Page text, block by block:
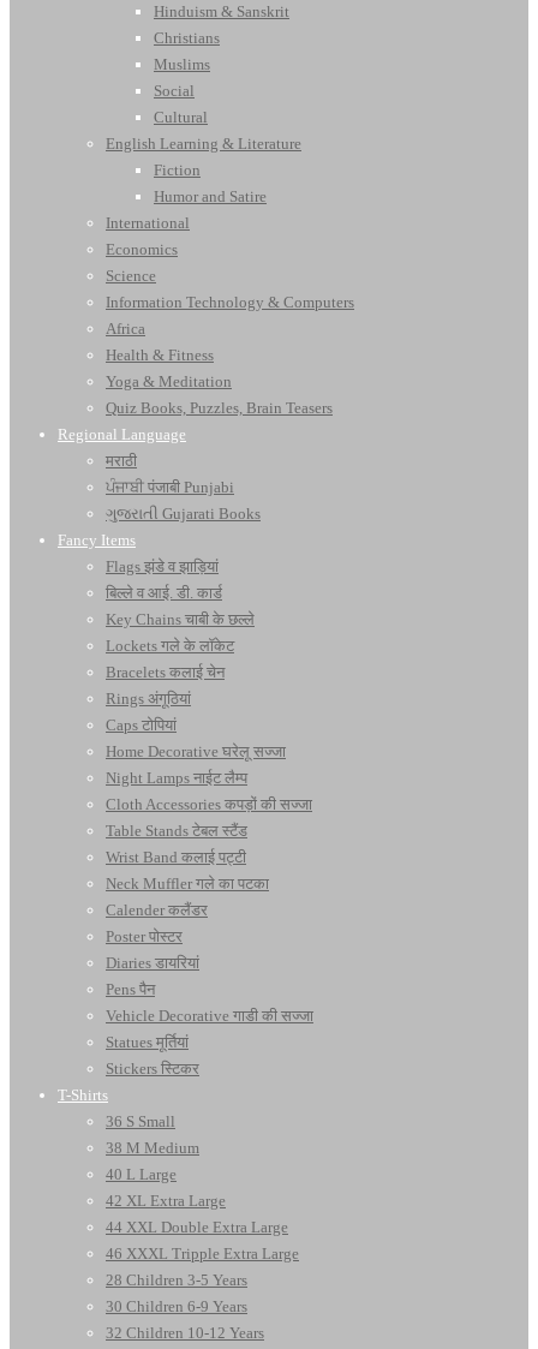
Hinduism & Sanskrit
Christians
Muslims
Social
Cultural
English Learning & Literature
Fiction
Humor and Satire
International
Economics
Science
Information Technology & Computers
Africa
Health & Fitness
Yoga & Meditation
Quiz Books, Puzzles, Brain Teasers
Regional Language
मराठी
ਪੰਜਾਬੀ पंजाबी Punjabi
ગુજરાતી Gujarati Books
Fancy Items
Flags झंडे व झाड़ियां
बिल्ले व आई. डी. कार्ड
Key Chains चाबी के छल्ले
Lockets गले के लॉकेट
Bracelets कलाई चेन
Rings अंगूठियां
Caps टोपियां
Home Decorative घरेलू सज्जा
Night Lamps नाईट लैम्प
Cloth Accessories कपड़ों की सज्जा
Table Stands टेबल स्टैंड
Wrist Band कलाई पट्टी
Neck Muffler गले का पटका
Calender कलैंडर
Poster पोस्टर
Diaries डायरियां
Pens पैन
Vehicle Decorative गाडी की सज्जा
Statues मूर्तियां
Stickers स्टिकर
T-Shirts
36 S Small
38 M Medium
40 L Large
42 XL Extra Large
44 XXL Double Extra Large
46 XXXL Tripple Extra Large
28 Children 3-5 Years
30 Children 6-9 Years
32 Children 10-12 Years